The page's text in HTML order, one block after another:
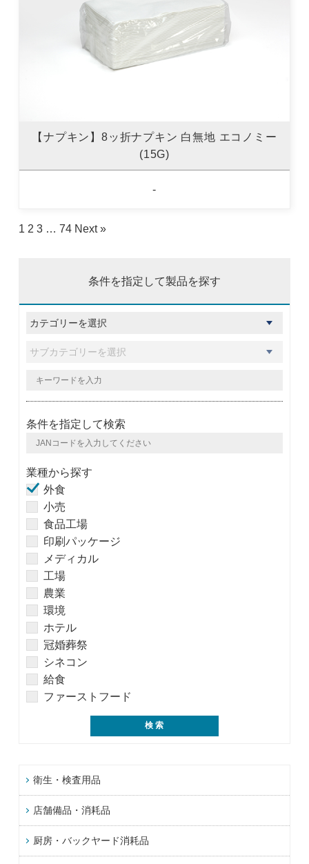
【ナプキン】8ッ折ナプキン 白無地 エコノミー
(15G)
-
1 2 3 … 74 Next »
条件を指定して製品を探す
条件を指定して検索
業種から探す
外食
小売
食品工場
印刷パッケージ
メディカル
工場
農業
環境
ホテル
冠婚葬祭
シネコン
給食
ファーストフード
衛生・検査用品
店舗備品・消耗品
厨房・バックヤード消耗品